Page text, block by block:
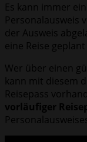
Es kann immer
Personalausweis
der Ausweis
eine Reise geplant
Wer über einen
kann mit diesem
Reisepass
vorläufiger